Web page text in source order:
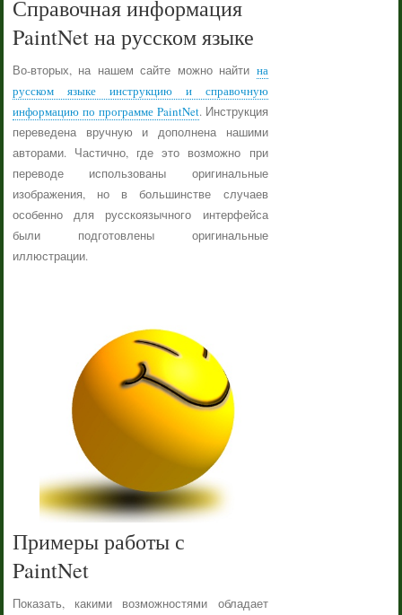
Справочная информация
PaintNet на русском языке
Во-вторых, на нашем сайте можно найти на
русском языке инструкцию и справочную
информацию по программе PaintNet. Инструкция
переведена вручную и дополнена нашими
авторами. Частично, где это возможно при
переводе использованы оригинальные
изображения, но в большинстве случаев
особенно для русскоязычного интерфейса
были подготовлены оригинальные
иллюстрации.
Примеры работы с
PaintNet
Показать, какими возможностями обладает